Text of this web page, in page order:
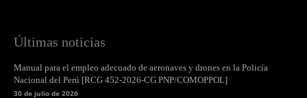
Últimas noticias
Manual para el empleo adecuado de aeronaves y drones en la Policía
Nacional del Perú [RCG 452-2026-CG PNP/COMOPPOL]
30 de julio de 2026